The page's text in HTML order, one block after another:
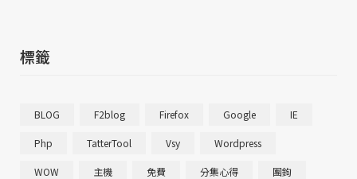
標籤
BLOG F2blog Firefox Google IE
Php TatterTool Vsy Wordpress
WOW 主機 免費 分集心得 團鉤